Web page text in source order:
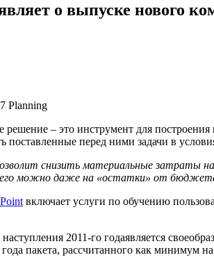
о выпуске нового
Planning
решение – это инструмент для
перед ними задачи в
снизить материальные затраты
его можно даже на «остатки» от
включает услуги по обучению
2011-го годаявляется
пакета, рассчитанного как минимум